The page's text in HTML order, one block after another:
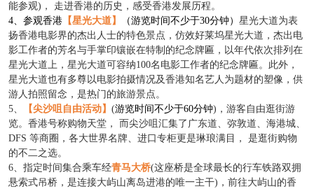
能参观)， 走进香港的历史，感受香港发展历程。
4、 参观香港 【星光大道】 （游览时间不少于30分钟） 星光大道为表
扬香港电影界的杰出人士的特色景点， 仿效好莱坞星光大道 ，杰出电
影工作者的芳名与手掌印镶嵌在特制的纪念牌匾，以年代依次排列在
星光大道上，星光大道可容纳100名电影工作者的纪念牌匾。此外，
星光大道也有多尊以电影拍摄情况及香港知名艺人为题材的塑像，供
游人拍照留念，是热门的旅游景点。
5、
【尖沙咀自由活动】 (游览时间不少于60分钟)，游客自由逛街游
览。香港号称购物天堂， 而尖沙咀汇集了广东道、弥敦道、海港城、
DFS 等商圈，各大世界名牌、进口专柜更是琳琅满目， 是逛街购物
的不二之选。
6、指定时间集合乘车经青马大桥(这座桥是全球最长的行车铁路双拥
悬索式吊桥，是连接大屿山离岛进港的唯一主干)，前往大屿山的香